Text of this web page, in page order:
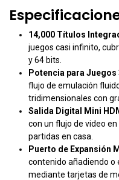
14,000 Títulos
juegos casi infinito,
y 64 bits.
Potencia para Juegos
flujo de emulación
tridimensionales con
Salida Digital Mini
con un flujo de video
partidas en casa.
Puerto de Expansión
contenido añadiendo
mediante tarjetas de